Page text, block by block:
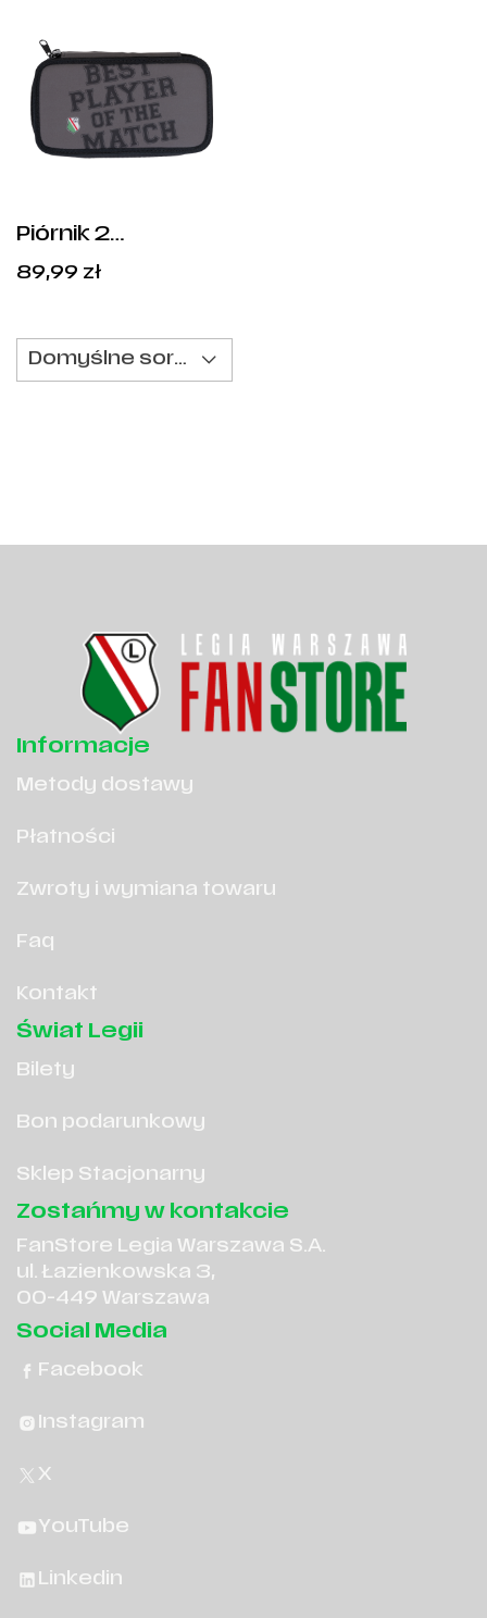
Piórnik 2
Player
89,99 zł
Domyślne sortowanie
Informacje
Metody dostawy
Płatności
Zwroty i wymiana towaru
Faq
Kontakt
Świat Legii
Bilety
Bon podarunkowy
Sklep Stacjonarny
Zostańmy w kontakcie
FanStore Legia Warszawa S.A.
ul. Łazienkowska 3,
00-449 Warszawa
Social Media
Facebook
Instagram
X
YouTube
Linkedin